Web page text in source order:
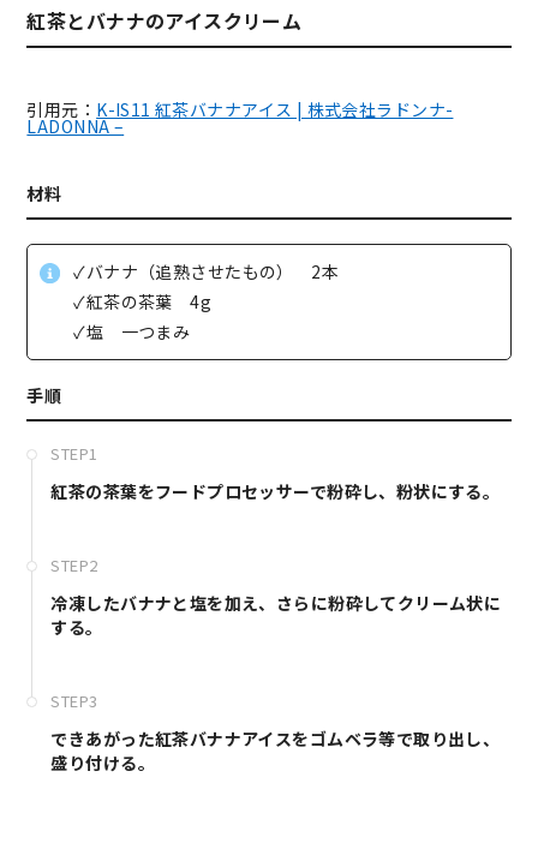
紅茶とバナナのアイスクリーム
引用元： K-IS11 紅茶バナナアイス | 株式会社ラドンナ-
LADONNA –
材料
✓バナナ（追熟させたもの） 2本
✓紅茶の茶葉 4g
✓塩 一つまみ
手順
STEP1
紅茶の茶葉をフードプロセッサーで粉砕し、粉状にする。
STEP2
冷凍したバナナと塩を加え、さらに粉砕してクリーム状に
する。
STEP3
できあがった紅茶バナナアイスをゴムベラ等で取り出し、
盛り付ける。